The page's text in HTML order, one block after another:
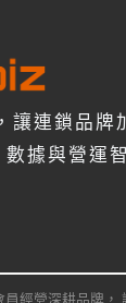
讓連鎖品牌
據與營運
經營深耕品牌